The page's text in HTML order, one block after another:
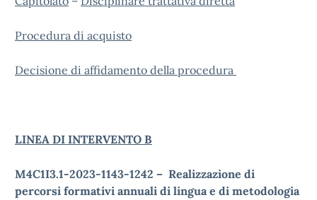
Procedura di acquisto
Decisione di affidamento della procedura
LINEA DI INTERVENTO B
M4C1I3.1-2023-1143-1242 – Realizzazione di
percorsi formativi annuali di lingua e di metodologia